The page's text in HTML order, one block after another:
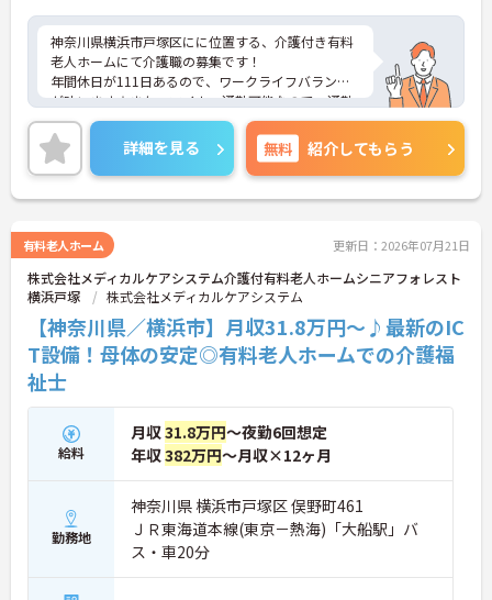
神奈川県横浜市戸塚区にに位置する、介護付き有料
老人ホームにて介護職の募集です！
年間休日が111日あるので、ワークライフバランス
が叶います☆また、マイカー通勤可能なので、通勤
らくらくです♪
ご興味のある方には、面接対策ポイントなど、さら
に詳細をお話しいたしますのでお気軽にご相談くだ
さい！
詳細を見る 無料 紹介してもらう
有料老人ホーム 更新日：2026年07月21日
株式会社メディカルケアシステム介護付有料老人ホームシニアフォレスト
横浜戸塚
株式会社メディカルケアシステム
【神奈川県／横浜市】月収31.8万円～♪最新のIC
T設備！母体の安定◎有料老人ホームでの介護福
祉士
給料
月収31.8万円～夜勤6回想定
年収382万円～月収×12ヶ月
勤務地
神奈川県 横浜市戸塚区 俣野町461
ＪＲ東海道本線(東京－熱海)「大船駅」バ
ス・車20分